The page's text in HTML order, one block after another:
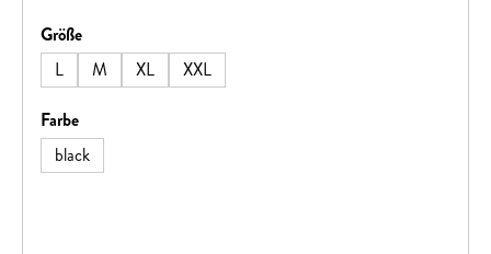
Regen bei gleichzeitig hoher Atmungsaktivität. Trotz ihres
geringen Gewichts ist sie robust, kompakt verstaubar und
ideal für jedes Abenteuer. Vorgeformte Ellbogen und
Schultern sorgen für optimale Bewegungsfreiheit, während
die verstellbare Kapuze, zwei Reißverschlusstaschen,
weiches Nackenfutter und reflektierende Details den
Größeauswählen
L
M XL
XXL
Farbeauswählen
black